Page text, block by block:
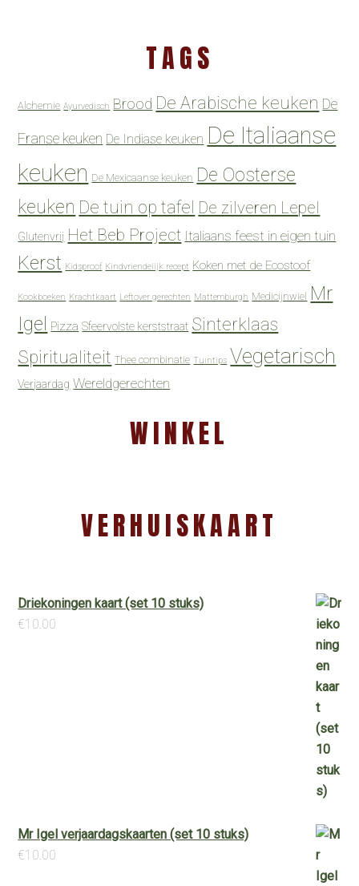
TAGS
Alchemie Ayurvedisch Brood De Arabische keuken De
Franse keuken De Indiase keuken De Italiaanse
keuken De Mexicaanse keuken De Oosterse
keuken De tuin op tafel De zilveren Lepel
Glutenvrij Het Beb Project Italiaans feest in eigen tuin
Kerst Kidsproof Kindvriendelijk recept Koken met de Ecostoof
Kookboeken Krachtkaart Leftover gerechten Mattemburgh Medicijnwiel Mr
Igel
Pizza Sfeervolste kerststraat Sinterklaas
Spiritualiteit Thee combinatie Tuintips Vegetarisch
Verjaardag Wereldgerechten
WINKEL
VERHUISKAART
Driekoningen kaart (set 10 stuks)
€10.00
Mr Igel verjaardagskaarten (set 10 stuks)
€10.00